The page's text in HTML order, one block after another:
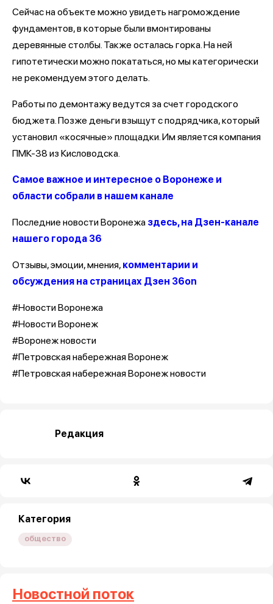
Сейчас на объекте можно увидеть нагромождение
фундаментов, в которые были вмонтированы
деревянные столбы. Также осталась горка. На ней
гипотетически можно покататься, но мы категорически
не рекомендуем этого делать.
Работы по демонтажу ведутся за счет городского
бюджета. Позже деньги взыщут с подрядчика, который
установил «косячные» площадки. Им является компания
ПМК-38 из Кисловодска.
Самое важное и интересное о Воронеже и
области собрали в нашем канале
Последние новости Воронежа здесь, на Дзен-канале
нашего города 36
Отзывы, эмоции, мнения, комментарии и
обсуждения на страницах Дзен 36on
#Новости Воронежа
#Новости Воронеж
#Воронеж новости
#Петровская набережная Воронеж
#Петровская набережная Воронеж новости
Редакция
Категория
общество
Новостной поток